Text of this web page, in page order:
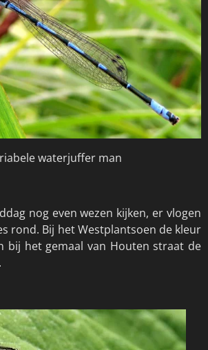
waterjuffer man
nog even wezen kijken, er vlogen
rond. Bij het Westplantsoen de kleur
bij het gemaal van Houten straat de